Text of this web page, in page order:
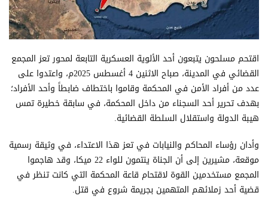
اقتحم مسلحون يتبعون أحد الألوية العسكرية التابعة لمحور تعز المجمع
القضائي في المدينة، صباح الاثنين 4 أغسطس 2025م، واعتدوا على
عدد من أفراد الأمن في المحكمة وقاموا باختطاف ضابطاً وأحد الأفراد؛
بهدف تحرير أحد السجناء من داخل المحكمة، في سابقة خطيرة تمس
هيبة الدولة واستقلال السلطة القضائية.
وأدان رؤساء المحاكم والنيابات في تعز هذا الاعتداء، في وثيقة رسمية
موقعة، مشيرين إلى أن الجناة ينتمون للواء 22 ميكا، وقد هاجموا
المجمع مستخدمين القوة لاقتحام قاعة المحكمة التي كانت تنظر في
قضية أحد زملائهم المتهمين بجريمة شروع في قتل.